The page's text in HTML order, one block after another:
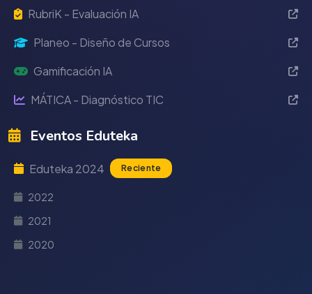
RubriK - Evaluación IA
Planeo - Diseño de Cursos
Gamificación IA
MÁTICA - Diagnóstico TIC
Eventos Eduteka
Eduteka 2024 Reciente
2022
2021
2020